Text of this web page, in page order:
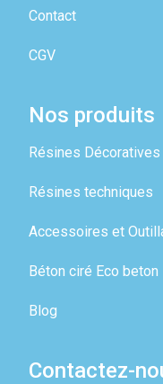
Contact
CGV
Nos produits
Résines Décoratives
Résines techniques
Accessoires et
Béton ciré Eco beton
Blog
Contactez-